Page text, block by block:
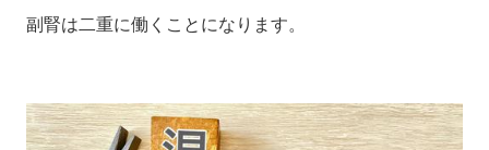
副腎は二重に働くことになります。